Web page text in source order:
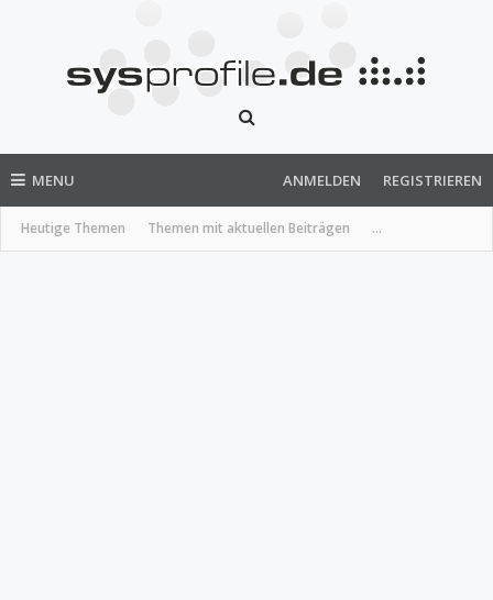
MENU
Heutige Themen Themen mit aktuellen Beiträgen ...
ANMELDEN REGISTRIEREN